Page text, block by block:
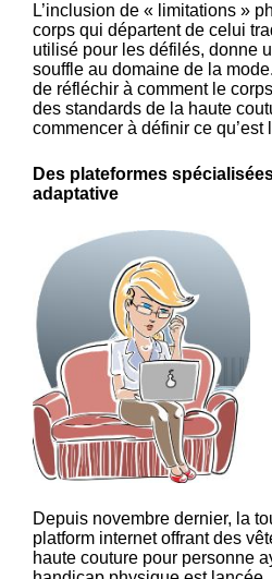
L’inclusion de « limitations »
corps qui départent de celui
utilisé pour les défilés, donne
souffle au domaine de la
de réfléchir à comment le
des standards de la haute
commencer à définir ce qu’est
Des plateformes
adaptative
Depuis novembre dernier, la
platform internet offrant des
haute couture pour personne